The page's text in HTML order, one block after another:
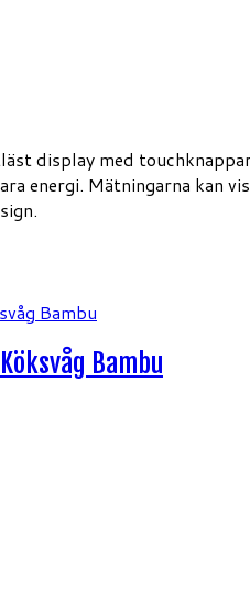
display med
energi. Mätningarna kan
Bambu